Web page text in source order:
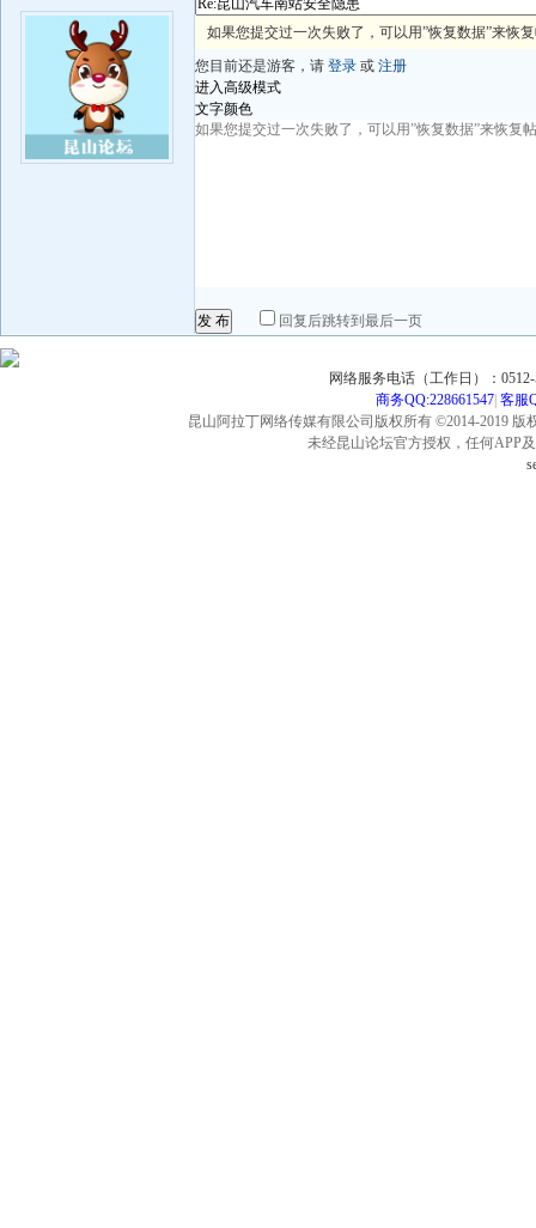
如果您提交过一次失败了，可以用”恢复数据”来恢
您目前还是游客，请 登录 或 注册
进入高级模式
文字颜色
发 布 回复后跳转到最后一页
网络服务电话（工作日）：
商务QQ:228661547| 客服
昆山阿拉丁网络传媒有限公司版权所有 ©2014-2019
未经昆山论坛官方授权，任何APP